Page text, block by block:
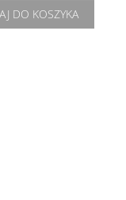
DO KOSZYKA